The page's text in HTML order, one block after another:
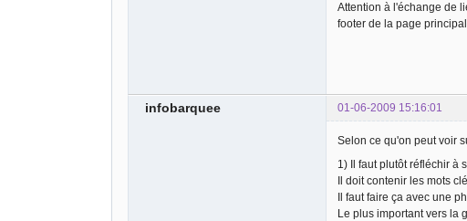
Attention à l'échange de
footer de la page
infobarquee 01-06-2009 15:16:01
Selon ce qu'on peut voir
1) Il faut plutôt réfléchir à
Il doit contenir les mots
Il faut faire ça avec une
Le plus important vers la